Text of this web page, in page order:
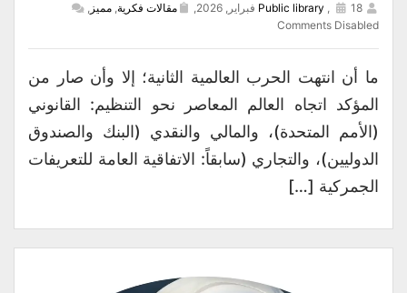
Public library , 18 فبراير, 2026, مقالات فكرية, مميز ,
Comments Disabled
ما أن انتهت الحرب العالمية الثانية؛ إلا وأن صار من
المؤكد اتجاه العالم المعاصر نحو التنظيم: القانوني
(الأمم المتحدة)، والمالي والنقدي (البنك والصندوق
الدوليين)، والتجاري (سابقاً: الاتفاقية العامة للتعريفات
الجمركية […]